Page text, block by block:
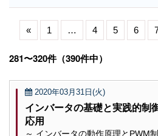
« 1 … 4 5 6
281〜320件（390件中）
2020年03月31日(火)
インバータの基礎と実践的制
応用
～ インバータの動作原理とPWM